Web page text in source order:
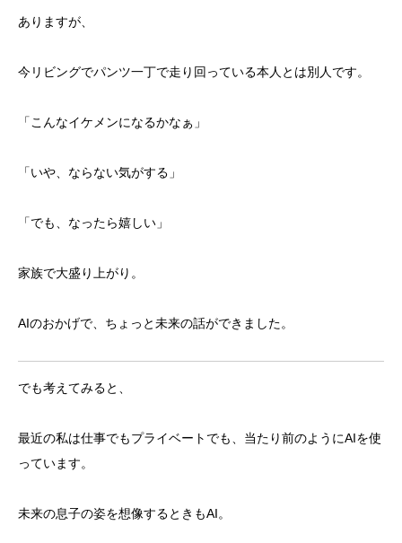
ありますが、
今リビングでパンツ一丁で走り回っている本人とは別人です。
「こんなイケメンになるかなぁ」
「いや、ならない気がする」
「でも、なったら嬉しい」
家族で大盛り上がり。
AIのおかげで、ちょっと未来の話ができました。
でも考えてみると、
最近の私は仕事でもプライベートでも、当たり前のようにAIを使
っています。
未来の息子の姿を想像するときもAI。